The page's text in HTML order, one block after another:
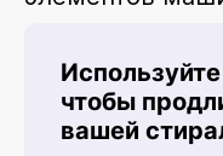
Используйте
чтобы
вашей